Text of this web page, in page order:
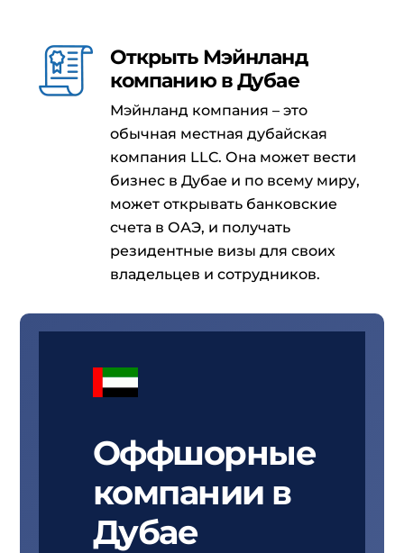
Открыть Мэйнланд
компанию в Дубае
Мэйнланд компания – это
обычная местная дубайская
компания LLC. Она может вести
бизнес в Дубае и по всему миру,
может открывать банковские
счета в ОАЭ, и получать
резидентные визы для своих
владельцев и сотрудников.
Оффшорные
компании в
Дубае